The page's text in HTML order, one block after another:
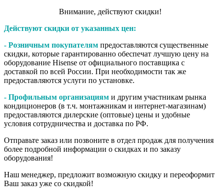
Внимание,​ действуют​ скидки!
Действуют скидки от указанных цен:
- Розничным покупателям предоставляются существенные
скидки, которые гарантированно обеспечат лучшую цену на
оборудование Hisense от официального поставщика с
доставкой по всей России. При необходимости так же
предоставляются услуги по установке.
- Профильным организациям и другим участникам рынка
кондиционеров (в т.ч. монтажникам и интернет-магазинам)
предоставляются дилерские (оптовые) цены и удобные
условия сотрудничества и доставка по РФ.
Отправьте заказ или позвоните в отдел продаж для получения
более подробной информации о скидках и по заказу
оборудования!
Наш менеджер, предложит возможную скидку и переоформит
Ваш заказ уже со скидкой!